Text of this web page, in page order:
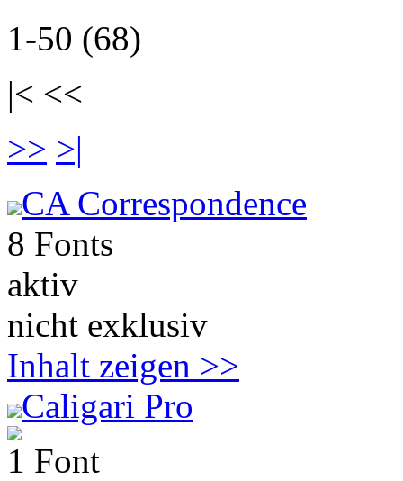
1-50 (68)
|< <<
>> >|
CA Correspondence
8 Fonts
aktiv
nicht exklusiv
Inhalt zeigen >>
Caligari Pro
1 Font